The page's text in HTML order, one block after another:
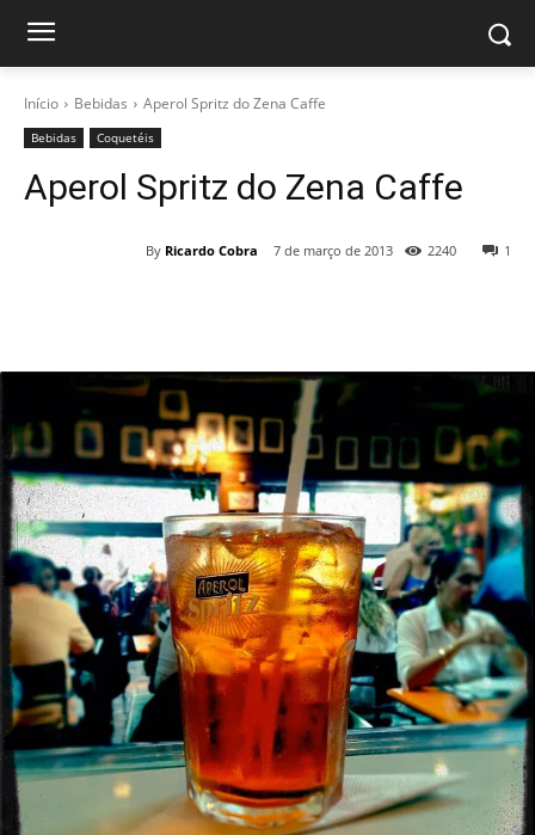
Início Bebidas Aperol Spritz do Zena Caffe
Bebidas Coquetéis
Aperol Spritz do Zena Caffe
By Ricardo Cobra 7 de março de 2013 1
2240